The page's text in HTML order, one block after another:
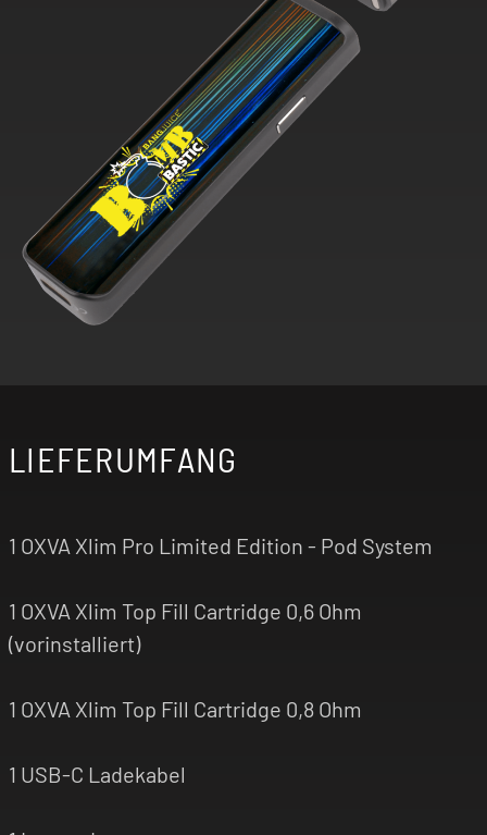
LIEFERUMFANG
1 OXVA Xlim Pro Limited Edition - Pod System
1 OXVA Xlim Top Fill Cartridge 0,6 Ohm
(vorinstalliert)
1 OXVA Xlim Top Fill Cartridge 0,8 Ohm
1 USB-C Ladekabel